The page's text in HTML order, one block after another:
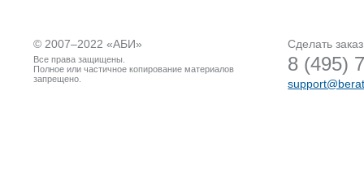
© 2007–2022 «АБИ»
Все права защищены.
Полное или частичное копирование материалов
запрещено.
Сделать
8 (495)